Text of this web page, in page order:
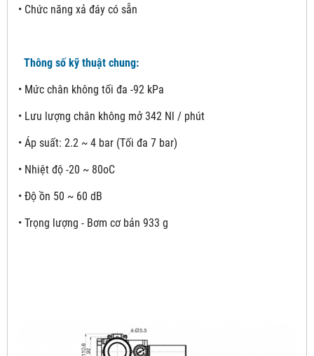
• Chức năng xả đáy có sẵn
Thông số kỹ thuật chung:
• Mức chân không tối đa -92 kPa
• Lưu lượng chân không mở 342 Nl / phút
• Áp suất: 2.2 ~ 4 bar (Tối đa 7 bar)
• Nhiệt độ -20 ~ 80oC
• Độ ồn 50 ~ 60 dB
• Trọng lượng - Bơm cơ bản 933 g